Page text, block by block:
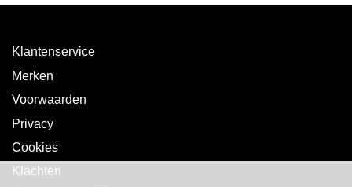
Klantenservice
Merken
Voorwaarden
Privacy
Cookies
Klachten